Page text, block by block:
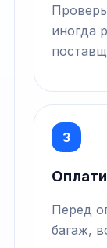
иногда
3
Перед
багаж,